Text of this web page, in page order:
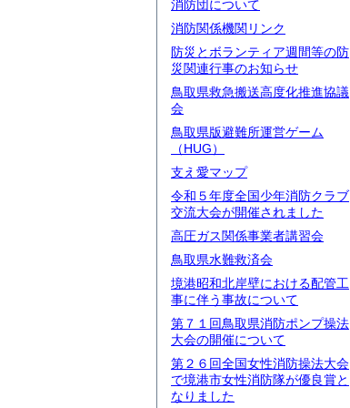
消防団について
消防関係機関リンク
防災とボランティア週間等の防
災関連行事のお知らせ
鳥取県救急搬送高度化推進協議
会
鳥取県版避難所運営ゲーム
（HUG）
支え愛マップ
令和５年度全国少年消防クラブ
交流大会が開催されました
高圧ガス関係事業者講習会
鳥取県水難救済会
境港昭和北岸壁における配管工
事に伴う事故について
第７１回鳥取県消防ポンプ操法
大会の開催について
第２６回全国女性消防操法大会
で境港市女性消防隊が優良賞と
なりました